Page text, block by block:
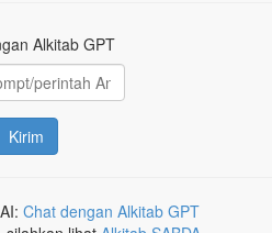
Alkitab GPT
Kirim
Chat dengan Alkitab GPT